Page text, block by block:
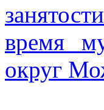
время
округ